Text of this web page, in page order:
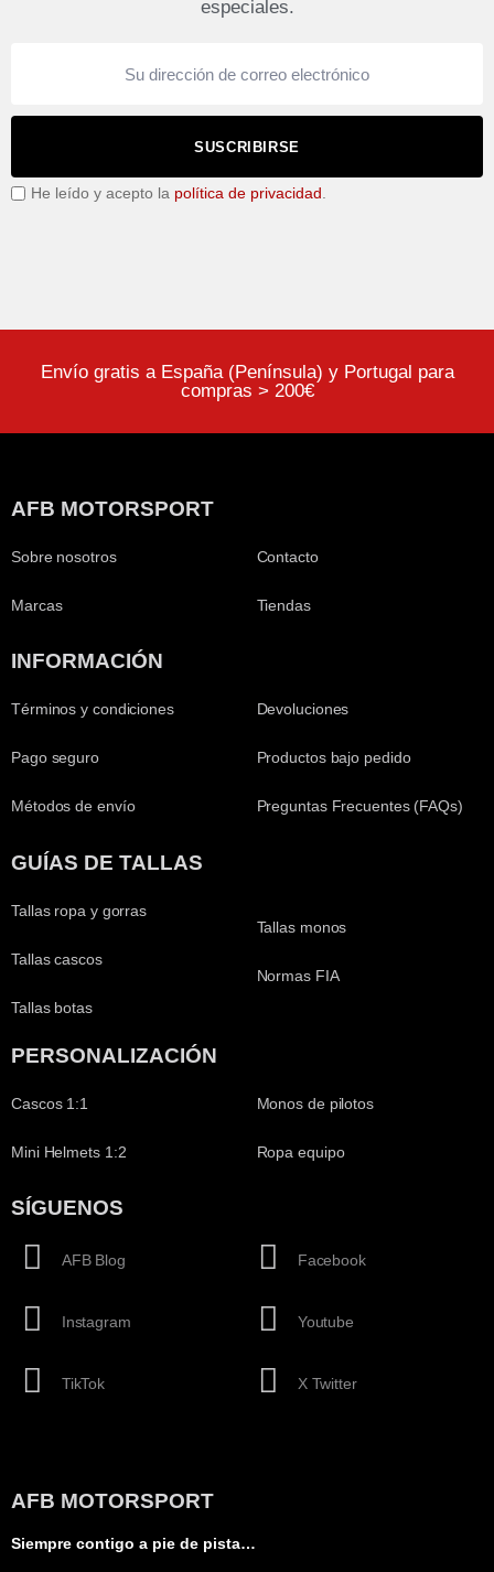
especiales.
SUSCRIBIRSE
He leído y acepto la política de privacidad
Envío gratis a España (Península) y Portugal para
compras > 200€
AFB MOTORSPORT
Sobre nosotros
Marcas
Contacto
Tiendas
INFORMACIÓN
Términos y condiciones
Pago seguro
Métodos de envío
Devoluciones
Productos bajo pedido
Preguntas Frecuentes (FAQs)
GUÍAS DE TALLAS
Tallas ropa y gorras
Tallas cascos
Tallas botas
Tallas monos
Normas FIA
PERSONALIZACIÓN
Cascos 1:1
Mini Helmets 1:2
Monos de pilotos
Ropa equipo
SÍGUENOS
AFB Blog
Instagram
TikTok
Facebook
Youtube
X Twitter
AFB MOTORSPORT
Siempre contigo a pie de pista…